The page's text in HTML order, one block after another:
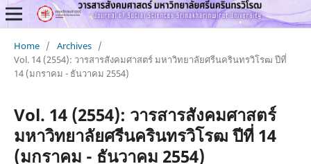
Home / Archives /
Vol. 14 (2554): วารสารสังคมศาสตร์ มหาวิทยาลัยศรีนครินทรวิโรฒ ปีที่
14 (มกราคม - ธันวาคม 2554)
Vol. 14 (2554): วารสารสังคมศาสตร์
มหาวิทยาลัยศรีนครินทรวิโรฒ ปีที่ 14
(มกราคม - ธันวาคม 2554)